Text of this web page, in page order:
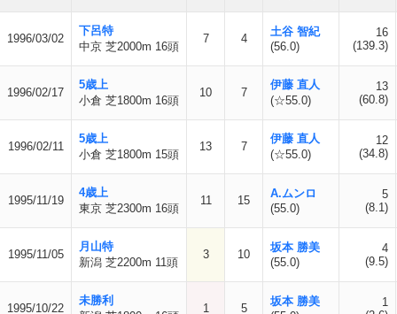
1996/03/02
下呂特
中京 芝2000m 16頭
7 4
土谷 智紀
(56.0)
16
(139.3)
1996/02/17
5歳上
小倉 芝1800m 16頭
10 7
伊藤 直人
(☆55.0)
13
(60.8)
1996/02/11
5歳上
小倉 芝1800m 15頭
13 7
伊藤 直人
(☆55.0)
12
(34.8)
1995/11/19
4歳上
東京 芝2300m 16頭
11 15
A.ムンロ
(55.0)
5
(8.1)
1995/11/05
月山特
新潟 芝2200m 11頭
3 10
坂本 勝美
(55.0)
4
(9.5)
1995/10/22
未勝利
1 5
坂本 勝美
1